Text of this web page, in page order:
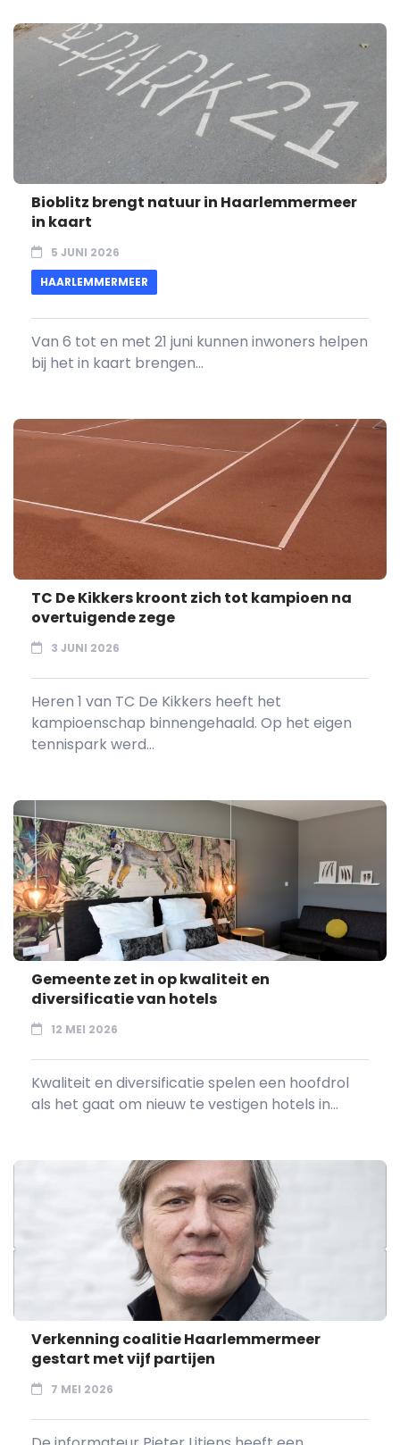
Bioblitz brengt natuur in Haarlemmermeer
in kaart
5 JUNI 2026
HAARLEMMERMEER
Van 6 tot en met 21 juni kunnen inwoners helpen
bij het in kaart brengen...
TC De Kikkers kroont zich tot kampioen na
overtuigende zege
3 JUNI 2026
Heren 1 van TC De Kikkers heeft het
kampioenschap binnengehaald. Op het eigen
tennispark werd...
Gemeente zet in op kwaliteit en
diversificatie van hotels
12 MEI 2026
Kwaliteit en diversificatie spelen een hoofdrol
als het gaat om nieuw te vestigen hotels in...
Verkenning coalitie Haarlemmermeer
gestart met vijf partijen
7 MEI 2026